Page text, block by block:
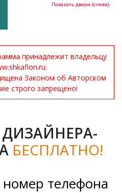
Показать двери (слева)
принадлежит владельцу
Законом об Авторском
строго запрещено!
БЕСПЛАТНО!
номер телефона